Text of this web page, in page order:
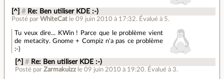
[^] # Re: Ben utiliser KDE :-)
Posté par WhiteCat le 09 juin 2010 à 17:32. Évalué à 5.
Tu veux dire... KWin ! Parce que le problème vient
de metacity. Gnome + Compiz n'a pas ce problème
:-)
[^] # Re: Ben utiliser KDE :-)
Posté par Zarmakuizz le 09 juin 2010 à 19:20. Évalué à 3.